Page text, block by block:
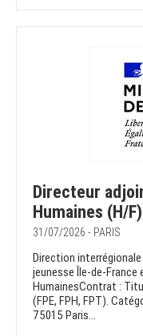
Directeur
Humaines (H/F)
31/07/2026 - PARIS
Direction
jeunesse Île-de-
HumainesContrat :
(FPE, FPH, FPT).
75015 Paris...